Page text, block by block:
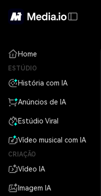
Home
ESTÚDIO
História com IA
Anúncios de IA
Estúdio Viral
Vídeo musical com IA
CRIAÇÃO
Vídeo IA
Imagem IA